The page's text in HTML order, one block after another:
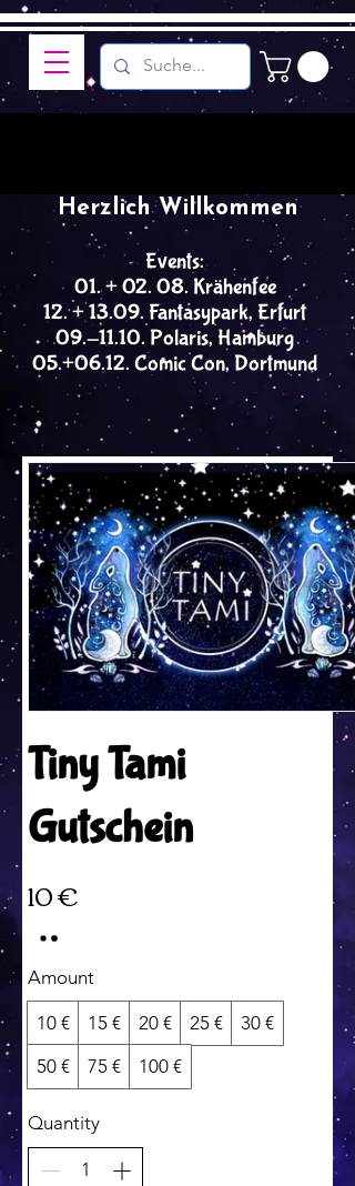
Events:
01. + 02. 08. Krähenfee
12. + 13.09. Fantasypark, Erfurt
09.-11.10. Polaris, Hamburg
05.+06.12. Comic Con, Dortmund
Herzlich Willkommen
Tiny Tami
Gutschein
10 €
Amount
10 € 15 € 20 € 25 €
30 €
50 €
75 € 100 €
Quantity